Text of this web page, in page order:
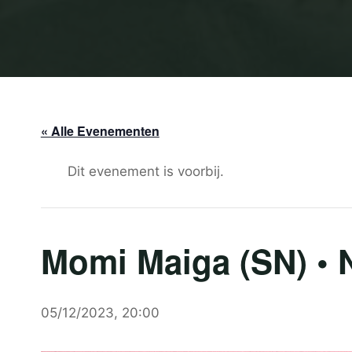
« Alle Evenementen
Dit evenement is voorbij.
Momi Maiga (SN) •
05/12/2023, 20:00